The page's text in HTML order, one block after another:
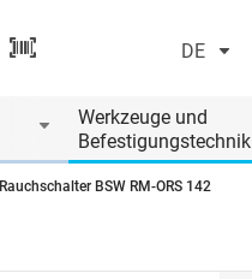
DE
Werkzeuge und
Befestigungstechnik
Rauchschalter BSW RM-ORS 142